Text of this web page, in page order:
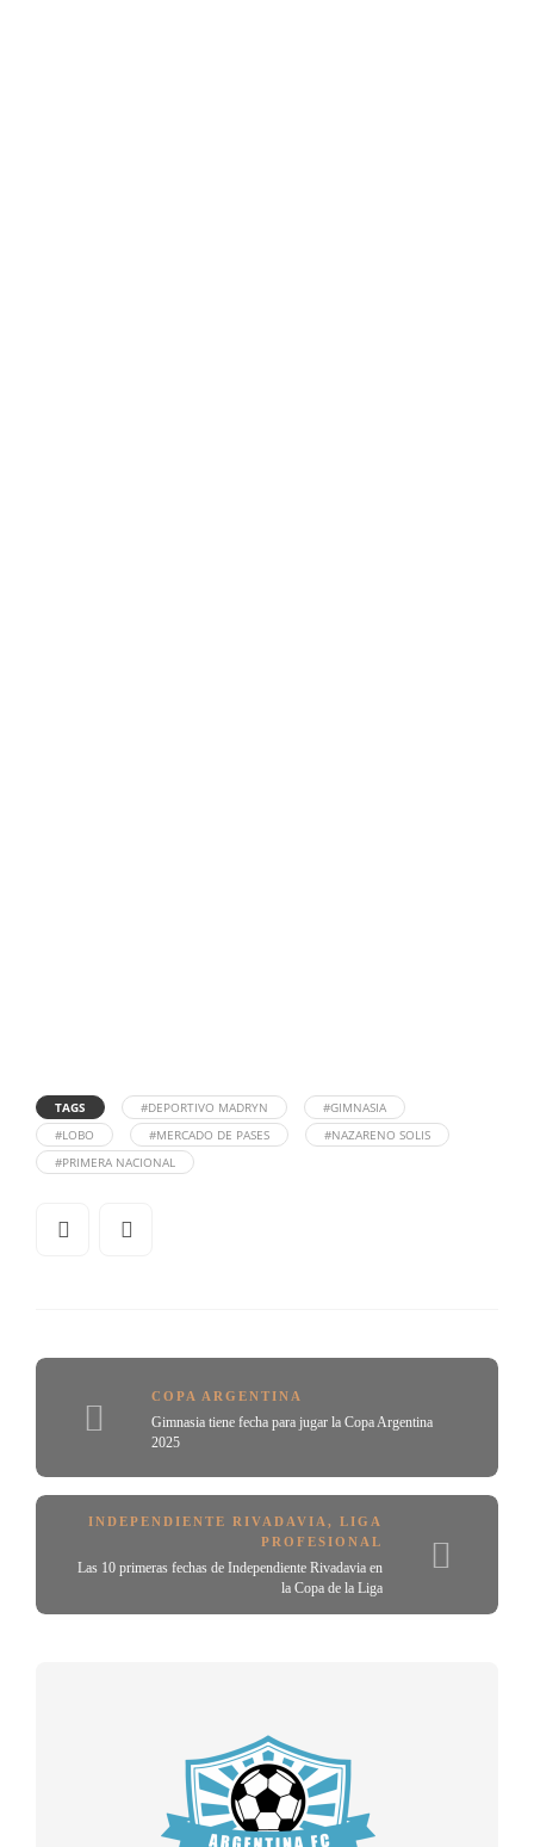
TAGS #DEPORTIVO MADRYN
#GIMNASIA
#LOBO
#MERCADO DE PASES
#NAZARENO SOLIS
#PRIMERA NACIONAL
COPA ARGENTINA
Gimnasia tiene fecha para jugar la Copa Argentina
2025
INDEPENDIENTE RIVADAVIA , LIGA
PROFESIONAL
Las 10 primeras fechas de Independiente Rivadavia en
la Copa de la Liga